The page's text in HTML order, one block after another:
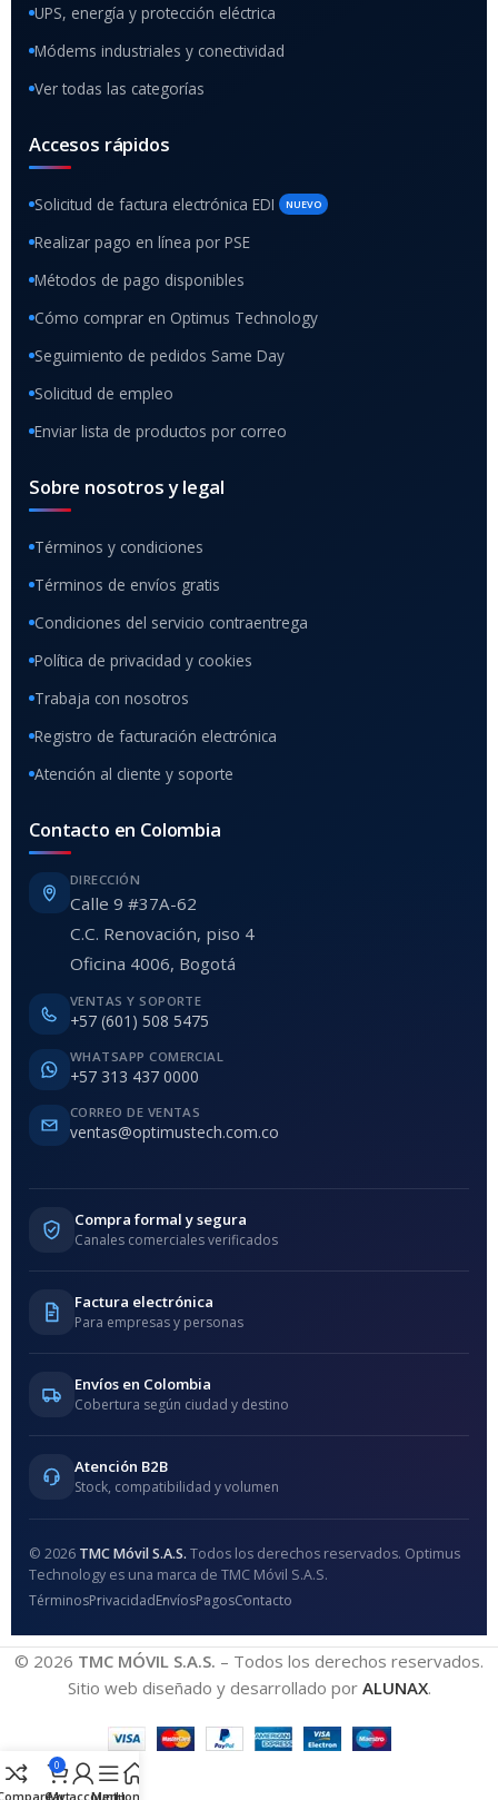
UPS, energía y protección eléctrica
Módems industriales y conectividad
Ver todas las categorías
Accesos rápidos
Solicitud de factura electrónica EDI NUEVO
Realizar pago en línea por PSE
Métodos de pago disponibles
Cómo comprar en Optimus Technology
Seguimiento de pedidos Same Day
Solicitud de empleo
Enviar lista de productos por correo
Sobre nosotros y legal
Términos y condiciones
Términos de envíos gratis
Condiciones del servicio contraentrega
Política de privacidad y cookies
Trabaja con nosotros
Registro de facturación electrónica
Atención al cliente y soporte
Contacto en Colombia
DIRECCIÓN
Calle 9 #37A-62
C.C. Renovación, piso 4
Oficina 4006, Bogotá
VENTAS Y SOPORTE
+57 (601) 508 5475
WHATSAPP COMERCIAL
+57 313 437 0000
CORREO DE VENTAS
ventas@optimustech.com.co
Compra formal y segura
Canales comerciales verificados
Factura electrónica
Para empresas y personas
Envíos en Colombia
Cobertura según ciudad y destino
Atención B2B
Stock, compatibilidad y volumen
© 2026 TMC Móvil S.A.S. Todos los derechos reservados. Optimus
Technology es una marca de TMC Móvil S.A.S.
TérminosPrivacidadEnvíosPagosContacto
© 2026 TMC MÓVIL S.A.S. – Todos los derechos reservados.
Sitio web diseñado y desarrollado por ALUNAX.
0
Cart
My account
MenuHome